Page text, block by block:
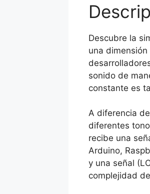
Descubre la
una
sonido de
constante es
A diferencia
diferentes
recibe una
Arduino,
y una señal
complejidad